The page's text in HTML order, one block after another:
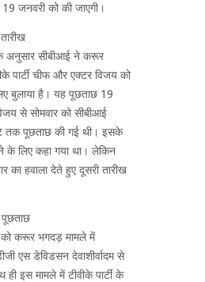
जनवरी को की जाएगी।
अनुसार सीबीआई ने करूर
पार्टी चीफ और एक्टर विजय को
बुलाया है। यह पूछताछ 19
से सोमवार को सीबीआई
तक पूछताछ की गई थी। इसके
के लिए कहा गया था। लेकिन
का हवाला देते हुए दूसरी तारीख
पूछताछ
को करूर भगदड़ मामले में
एस डेविडसन देवाशीर्वादम से
इस मामले में टीवीके पार्टी के